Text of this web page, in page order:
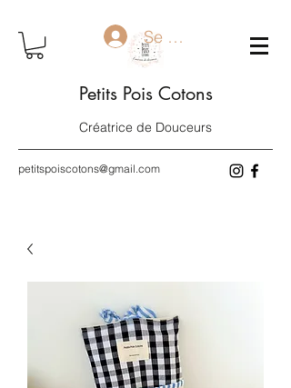
Petits Pois Cotons
Créatrice de Douceurs
petitspoiscotons@gmail.com
Se connecter